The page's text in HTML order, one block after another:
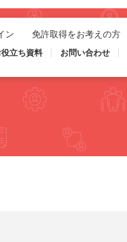
ン 免許取得をお考えの方
役立ち資料 お問い合わせ